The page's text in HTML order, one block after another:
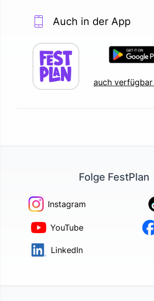
Auch in der App
auch verfügbar
Folge FestPlan
Instagram
YouTube
LinkedIn